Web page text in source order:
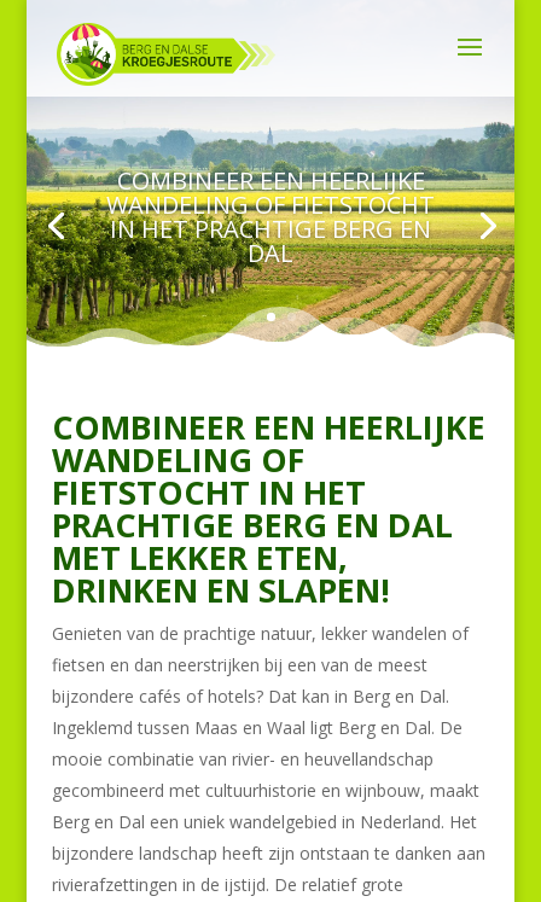
COMBINEER EEN HEERLIJKE
WANDELING OF FIETSTOCHT
IN HET PRACHTIGE BERG EN
DAL
COMBINEER EEN HEERLIJKE
WANDELING OF
FIETSTOCHT IN HET
PRACHTIGE BERG EN DAL
MET LEKKER ETEN,
DRINKEN EN SLAPEN!
Genieten van de prachtige natuur, lekker wandelen of
fietsen en dan neerstrijken bij een van de meest
bijzondere cafés of hotels? Dat kan in Berg en Dal.
Ingeklemd tussen Maas en Waal ligt Berg en Dal. De
mooie combinatie van rivier- en heuvellandschap
gecombineerd met cultuurhistorie en wijnbouw, maakt
Berg en Dal een uniek wandelgebied in Nederland. Het
bijzondere landschap heeft zijn ontstaan te danken aan
rivierafzettingen in de ijstijd. De relatief grote